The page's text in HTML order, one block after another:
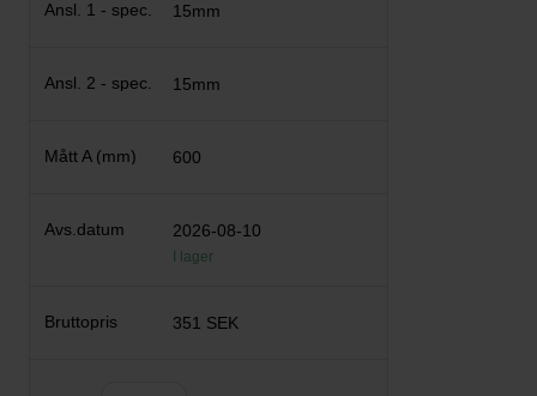
15mm
15mm
600
2026-08-10
I lager
351 SEK